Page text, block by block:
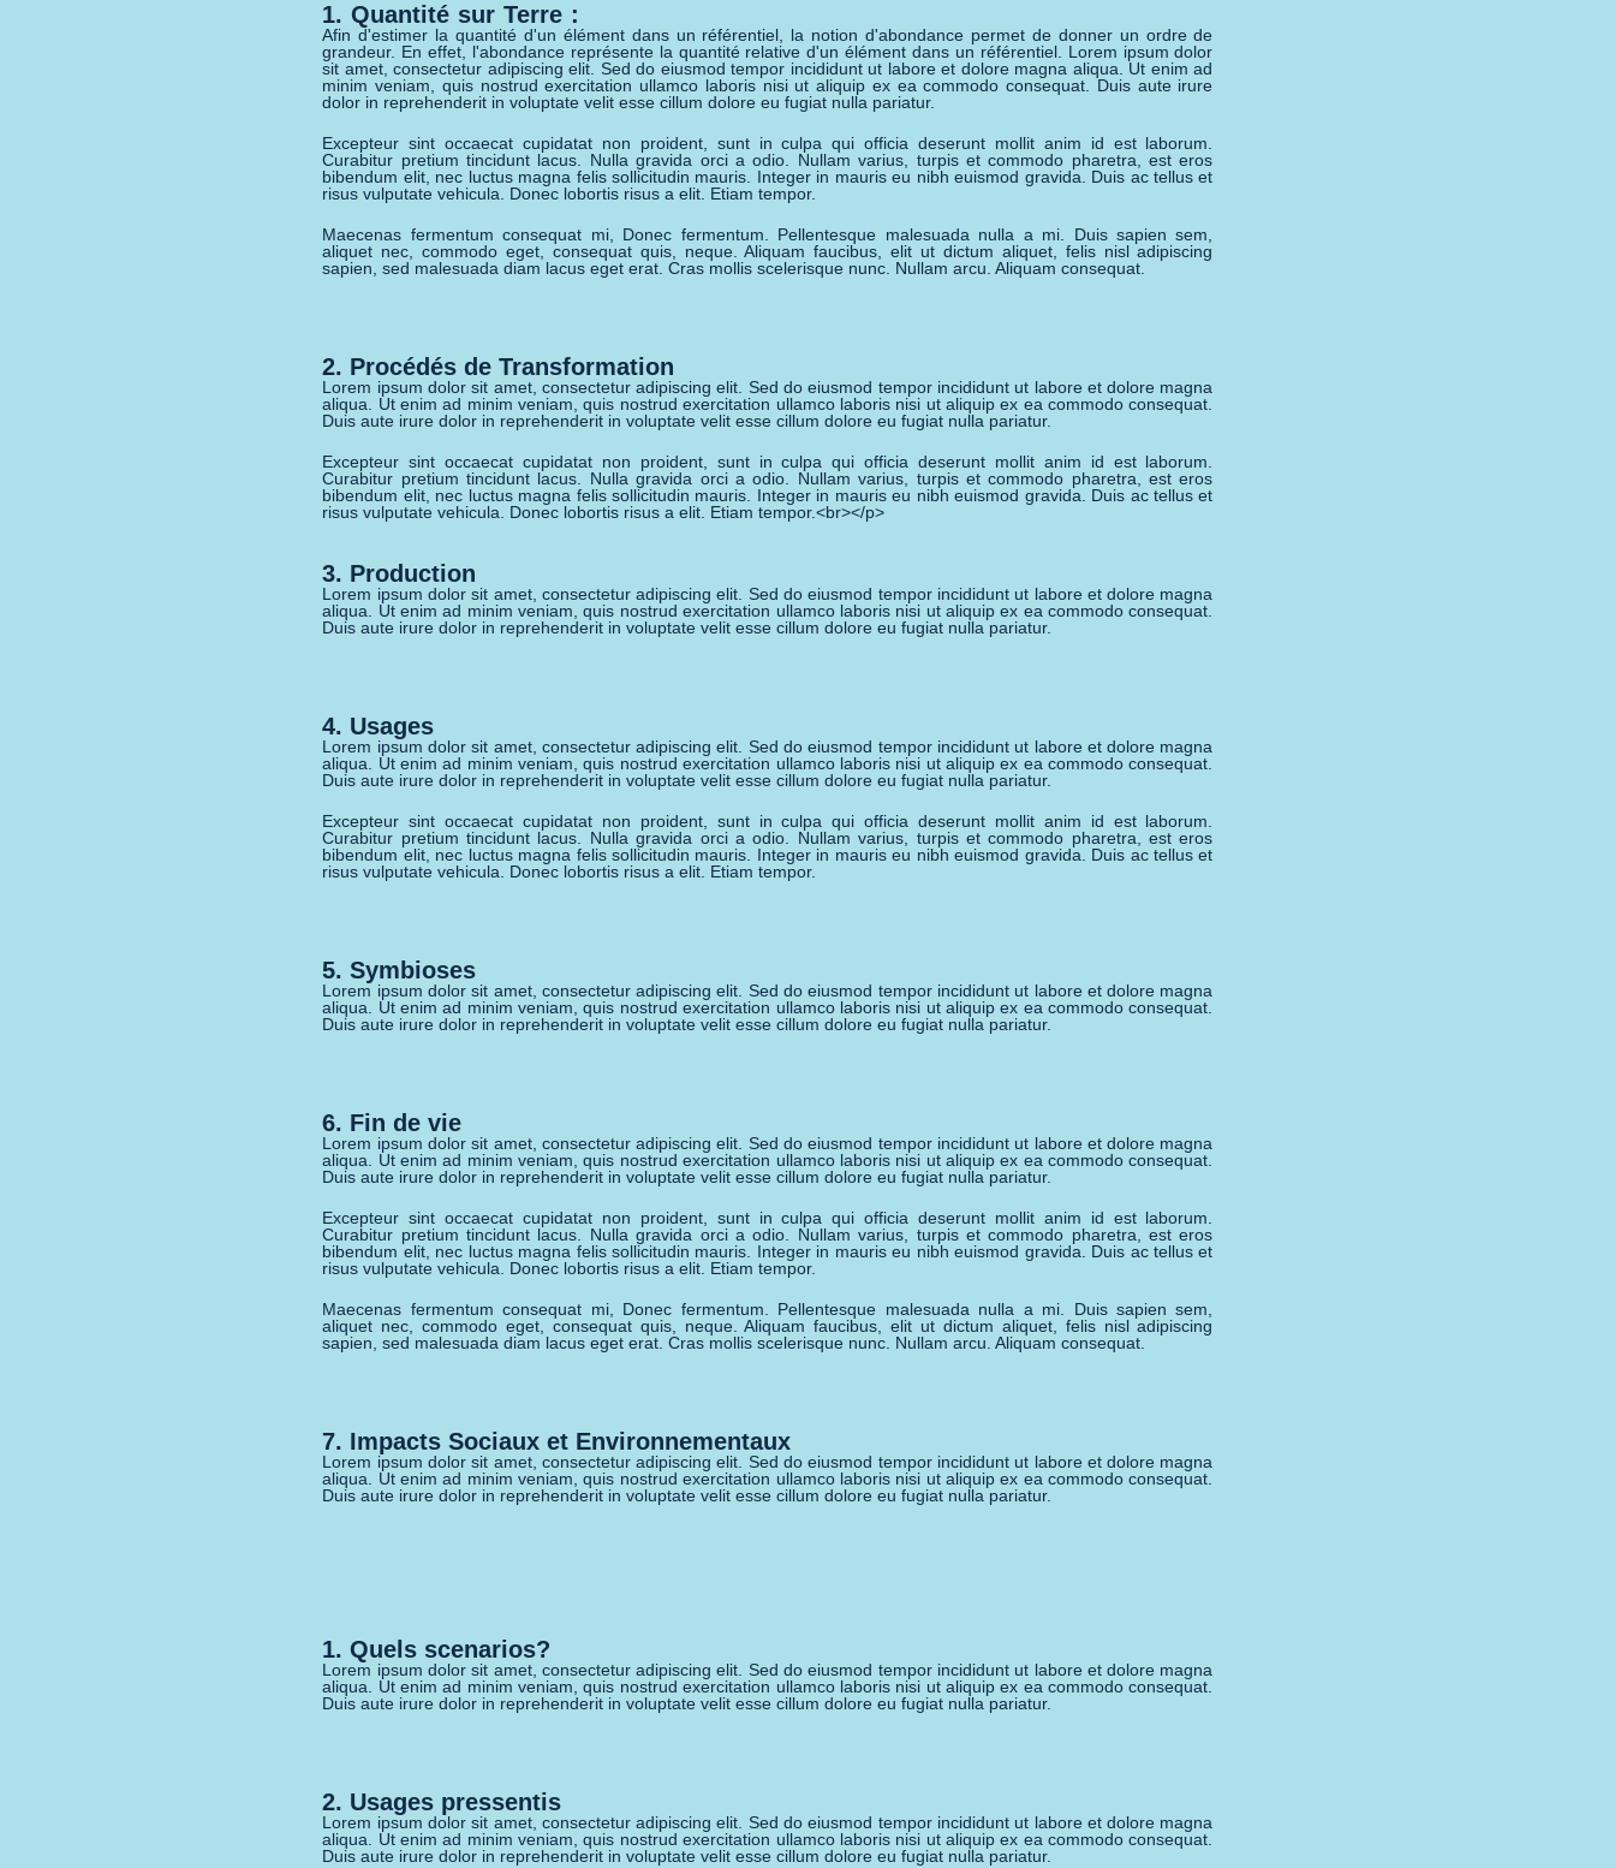
1. Quantité sur Terre :
Afin d'estimer la quantité d'un élément dans un référentiel, la notion d'abondance permet de donner un ordre de
grandeur. En effet, l'abondance représente la quantité relative d'un élément dans un référentiel. Lorem ipsum dolor
sit amet, consectetur adipiscing elit. Sed do eiusmod tempor incididunt ut labore et dolore magna aliqua. Ut enim ad
minim veniam, quis nostrud exercitation ullamco laboris nisi ut aliquip ex ea commodo consequat. Duis aute irure
dolor in reprehenderit in voluptate velit esse cillum dolore eu fugiat nulla pariatur.
Excepteur sint occaecat cupidatat non proident, sunt in culpa qui officia deserunt mollit anim id est laborum.
Curabitur pretium tincidunt lacus. Nulla gravida orci a odio. Nullam varius, turpis et commodo pharetra, est eros
bibendum elit, nec luctus magna felis sollicitudin mauris. Integer in mauris eu nibh euismod gravida. Duis ac tellus et
risus vulputate vehicula. Donec lobortis risus a elit. Etiam tempor.
Maecenas fermentum consequat mi, Donec fermentum. Pellentesque malesuada nulla a mi. Duis sapien sem,
aliquet nec, commodo eget, consequat quis, neque. Aliquam faucibus, elit ut dictum aliquet, felis nisl adipiscing
sapien, sed malesuada diam lacus eget erat. Cras mollis scelerisque nunc. Nullam arcu. Aliquam consequat.
2. Procédés de Transformation
Lorem ipsum dolor sit amet, consectetur adipiscing elit. Sed do eiusmod tempor incididunt ut labore et dolore magna
aliqua. Ut enim ad minim veniam, quis nostrud exercitation ullamco laboris nisi ut aliquip ex ea commodo consequat.
Duis aute irure dolor in reprehenderit in voluptate velit esse cillum dolore eu fugiat nulla pariatur.
Excepteur sint occaecat cupidatat non proident, sunt in culpa qui officia deserunt mollit anim id est laborum.
Curabitur pretium tincidunt lacus. Nulla gravida orci a odio. Nullam varius, turpis et commodo pharetra, est eros
bibendum elit, nec luctus magna felis sollicitudin mauris. Integer in mauris eu nibh euismod gravida. Duis ac tellus et
risus vulputate vehicula. Donec lobortis risus a elit. Etiam tempor.<br></p>
3. Production
Lorem ipsum dolor sit amet, consectetur adipiscing elit. Sed do eiusmod tempor incididunt ut labore et dolore magna
aliqua. Ut enim ad minim veniam, quis nostrud exercitation ullamco laboris nisi ut aliquip ex ea commodo consequat.
Duis aute irure dolor in reprehenderit in voluptate velit esse cillum dolore eu fugiat nulla pariatur.
4. Usages
Lorem ipsum dolor sit amet, consectetur adipiscing elit. Sed do eiusmod tempor incididunt ut labore et dolore magna
aliqua. Ut enim ad minim veniam, quis nostrud exercitation ullamco laboris nisi ut aliquip ex ea commodo consequat.
Duis aute irure dolor in reprehenderit in voluptate velit esse cillum dolore eu fugiat nulla pariatur.
Excepteur sint occaecat cupidatat non proident, sunt in culpa qui officia deserunt mollit anim id est laborum.
Curabitur pretium tincidunt lacus. Nulla gravida orci a odio. Nullam varius, turpis et commodo pharetra, est eros
bibendum elit, nec luctus magna felis sollicitudin mauris. Integer in mauris eu nibh euismod gravida. Duis ac tellus et
risus vulputate vehicula. Donec lobortis risus a elit. Etiam tempor.
5. Symbioses
Lorem ipsum dolor sit amet, consectetur adipiscing elit. Sed do eiusmod tempor incididunt ut labore et dolore magna
aliqua. Ut enim ad minim veniam, quis nostrud exercitation ullamco laboris nisi ut aliquip ex ea commodo consequat.
Duis aute irure dolor in reprehenderit in voluptate velit esse cillum dolore eu fugiat nulla pariatur.
6. Fin de vie
Lorem ipsum dolor sit amet, consectetur adipiscing elit. Sed do eiusmod tempor incididunt ut labore et dolore magna
aliqua. Ut enim ad minim veniam, quis nostrud exercitation ullamco laboris nisi ut aliquip ex ea commodo consequat.
Duis aute irure dolor in reprehenderit in voluptate velit esse cillum dolore eu fugiat nulla pariatur.
Excepteur sint occaecat cupidatat non proident, sunt in culpa qui officia deserunt mollit anim id est laborum.
Curabitur pretium tincidunt lacus. Nulla gravida orci a odio. Nullam varius, turpis et commodo pharetra, est eros
bibendum elit, nec luctus magna felis sollicitudin mauris. Integer in mauris eu nibh euismod gravida. Duis ac tellus et
risus vulputate vehicula. Donec lobortis risus a elit. Etiam tempor.
Maecenas fermentum consequat mi, Donec fermentum. Pellentesque malesuada nulla a mi. Duis sapien sem,
aliquet nec, commodo eget, consequat quis, neque. Aliquam faucibus, elit ut dictum aliquet, felis nisl adipiscing
sapien, sed malesuada diam lacus eget erat. Cras mollis scelerisque nunc. Nullam arcu. Aliquam consequat.
7. Impacts Sociaux et Environnementaux
Lorem ipsum dolor sit amet, consectetur adipiscing elit. Sed do eiusmod tempor incididunt ut labore et dolore magna
aliqua. Ut enim ad minim veniam, quis nostrud exercitation ullamco laboris nisi ut aliquip ex ea commodo consequat.
Duis aute irure dolor in reprehenderit in voluptate velit esse cillum dolore eu fugiat nulla pariatur.
1. Quels scenarios?
Lorem ipsum dolor sit amet, consectetur adipiscing elit. Sed do eiusmod tempor incididunt ut labore et dolore magna
aliqua. Ut enim ad minim veniam, quis nostrud exercitation ullamco laboris nisi ut aliquip ex ea commodo consequat.
Duis aute irure dolor in reprehenderit in voluptate velit esse cillum dolore eu fugiat nulla pariatur.
2. Usages pressentis
Lorem ipsum dolor sit amet, consectetur adipiscing elit. Sed do eiusmod tempor incididunt ut labore et dolore magna
aliqua. Ut enim ad minim veniam, quis nostrud exercitation ullamco laboris nisi ut aliquip ex ea commodo consequat.
Duis aute irure dolor in reprehenderit in voluptate velit esse cillum dolore eu fugiat nulla pariatur.